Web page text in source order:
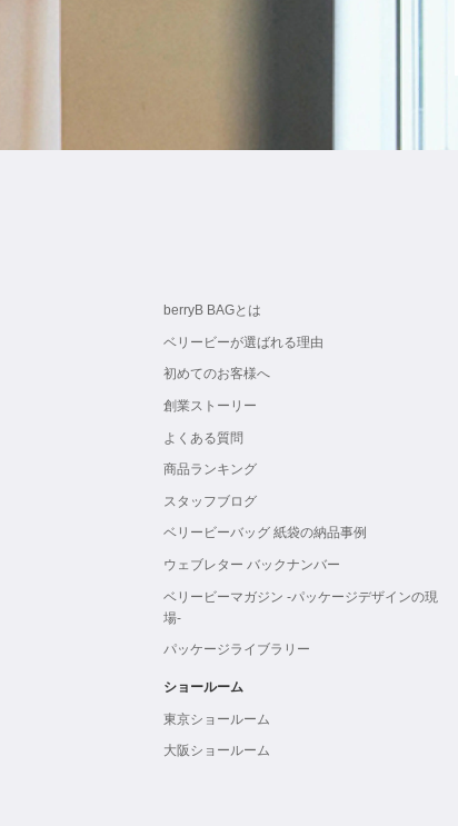
berryB BAGとは
ベリービーが選ばれる理由
初めてのお客様へ
創業ストーリー
よくある質問
商品ランキング
スタッフブログ
ベリービーバッグ 紙袋の納品事例
ウェブレター バックナンバー
ベリービーマガジン -パッケージデザインの現
場-
パッケージライブラリー
ショールーム
東京ショールーム
大阪ショールーム